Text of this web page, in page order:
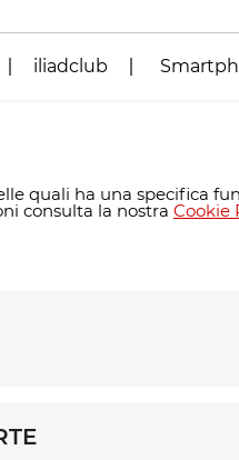
iliadclub
quali ha una specifica
consulta la nostra Cookie